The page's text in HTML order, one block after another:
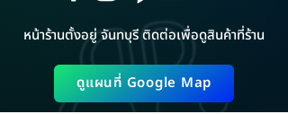
หน้าร้านตั้งอยู่ จันทบุรี ติดต่อเพื่อดูสินค้าที่ร้าน
ดูแผนที่ Google Map